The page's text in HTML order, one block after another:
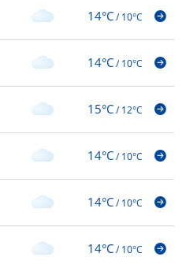
14°C/10°C
14°C/10°C
15°C/12°C
14°C/10°C
14°C/10°C
14°C/10°C